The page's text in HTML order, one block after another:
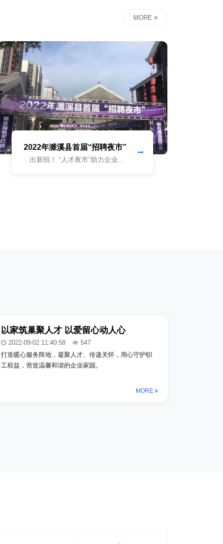
MORE
2022年濉溪县首届“招聘夜市”
出新招！ “人才夜市”助力企业精
以家筑巢聚人才 以爱留心动人心
2022-09-02 11:40:58
547
打造暖心服务阵地，凝聚人才、传递关怀，用心守护职
工权益，营造温馨和谐的企业家园。
MORE